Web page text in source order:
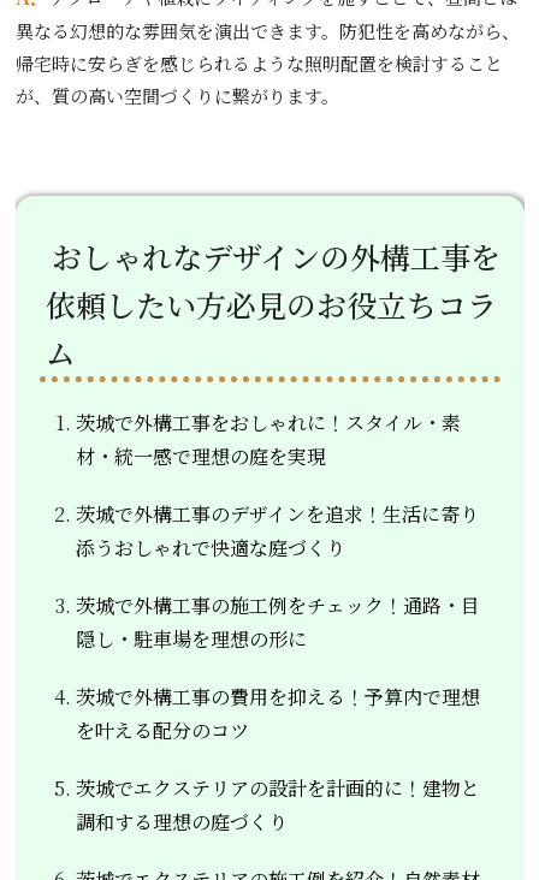
異なる幻想的な雰囲気を演出できます。防犯性を高めながら、
帰宅時に安らぎを感じられるような照明配置を検討すること
が、質の高い空間づくりに繋がります。
おしゃれなデザインの外構工事を
依頼したい方必見のお役立ちコラ
ム
茨城で外構工事をおしゃれに！スタイル・素
材・統一感で理想の庭を実現
茨城で外構工事のデザインを追求！生活に寄り
添うおしゃれで快適な庭づくり
茨城で外構工事の施工例をチェック！通路・目
隠し・駐車場を理想の形に
茨城で外構工事の費用を抑える！予算内で理想
を叶える配分のコツ
茨城でエクステリアの設計を計画的に！建物と
調和する理想の庭づくり